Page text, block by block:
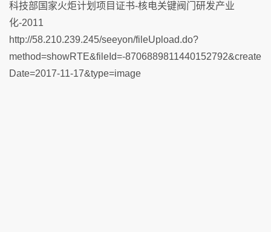
科技部国家火炬计划项目证书-核电关键阀门研发产业
化-2011
http://58.210.239.245/seeyon/fileUpload.do?
method=showRTE&fileId=-8706889811440152792&create
Date=2017-11-17&type=image